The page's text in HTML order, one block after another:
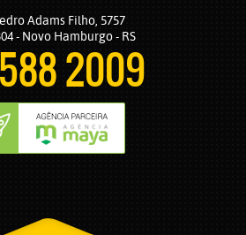
Adams Filho, 5757
- Novo Hamburgo - RS
2009